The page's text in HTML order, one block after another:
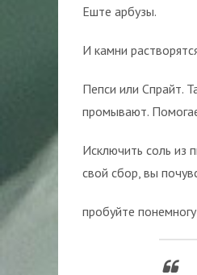
Еште арбузы.
И камни
Пепси или Спрайт.
промывают.
Исключить соль из
свой сбор, вы
пробуйте